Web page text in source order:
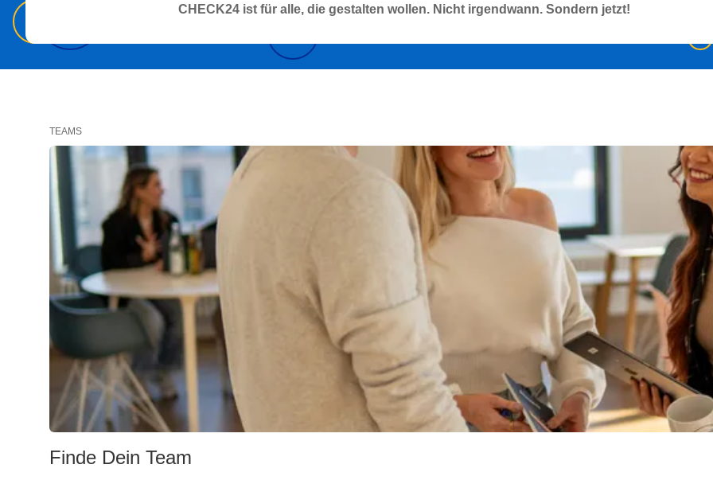
CHECK24 ist für alle, die gestalten wollen. Nicht irgendwann. Sondern jetzt!
TEAMS
Finde Dein Team